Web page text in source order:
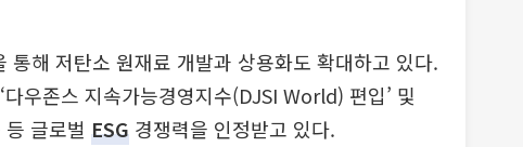
통해 저탄소 원재료 개발과 상용화도 확대하고 있다.
우존스 지속가능경영지수(DJSI World) 편입’ 및
글로벌 ESG 경쟁력을 인정받고 있다.